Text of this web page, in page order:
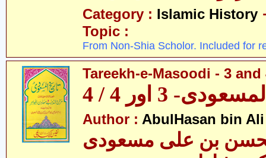
Category : Islamic History
Topic :
From Non-Shia Scholor. Included for
Tareekh-e-Masoodi - 3 and
3 اور 4 / 4
Author : AbulHasan bin